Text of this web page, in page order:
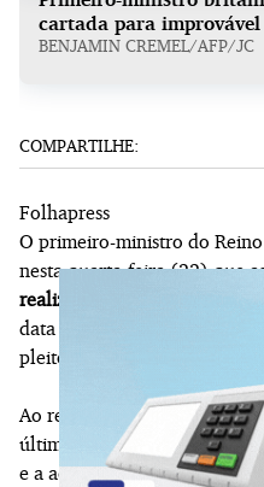
cartada para
BENJAMIN CREMEL/AFP/JC
COMPARTILHE:
Folhapress
O primeiro-ministro do
nesta quarta-feira (22) que
realizadas em pouco mais de
data surpreende, já que o
pleito é janeiro de 2025.
Ao realizar as eleições
últimas boas novas na
e a aceleração do ritmo de